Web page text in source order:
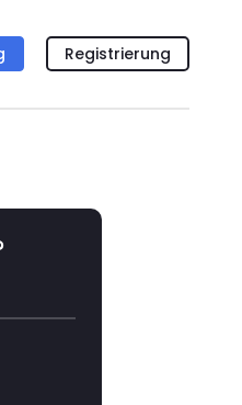
Registrierung